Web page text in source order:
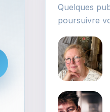
Quelques
poursuivre